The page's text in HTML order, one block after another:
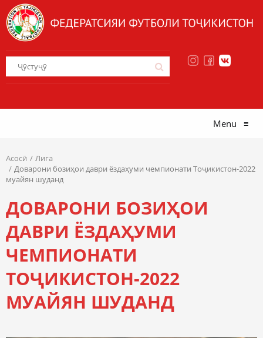
Menu ≡
Асосӣ
Лига
Доварони бозиҳои даври ёздаҳуми чемпионати Тоҷикистон-2022
муайян шуданд
ДОВАРОНИ БОЗИҲОИ
ДАВРИ ЁЗДАҲУМИ
ЧЕМПИОНАТИ
ТОҶИКИСТОН-2022
МУАЙЯН ШУДАНД